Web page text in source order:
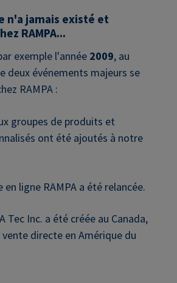
n'a jamais existé et
RAMPA...
exemple l'année 2009, au
deux événements majeurs se
RAMPA :
groupes de produits et
ont été ajoutés à notre
ligne RAMPA a été relancée.
Tec Inc. a été créée au Canada,
vente directe en Amérique du